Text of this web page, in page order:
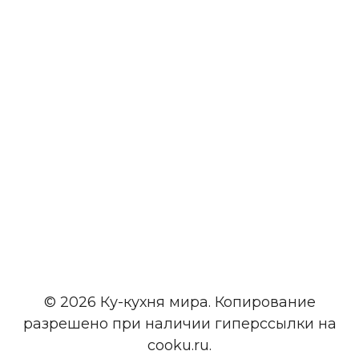
© 2026 Ку-кухня мира. Копирование
разрешено при наличии гиперссылки на
cooku.ru.